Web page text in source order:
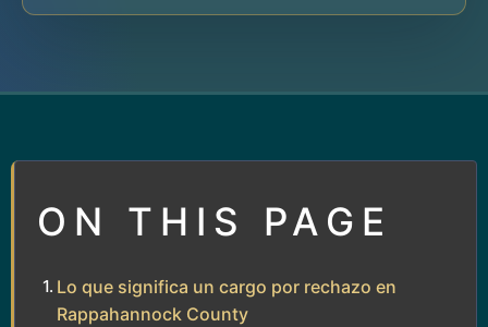
ON THIS PAGE
Lo que significa un cargo por rechazo en
Rappahannock County